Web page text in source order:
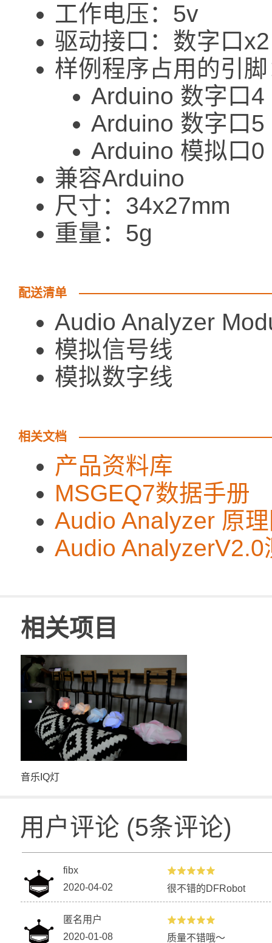
工作电压：5v
驱动接口：数字口
样例程序占用的引
Arduino 数字口
Arduino 数字口
Arduino 模拟口
兼容Arduino
尺寸：34x27mm
重量：5g
配送清单
Audio Analyzer
模拟信号
模拟数字
相关文档
产品资料库
MSGEQ7数据手册
Audio Analyzer 原
Audio
相关项目
音乐IQ灯
用户评论 (5条评论)
fibx
2020-04-02
很不错的DFRobot
匿名用户
2020-01-08
质量不错哦～